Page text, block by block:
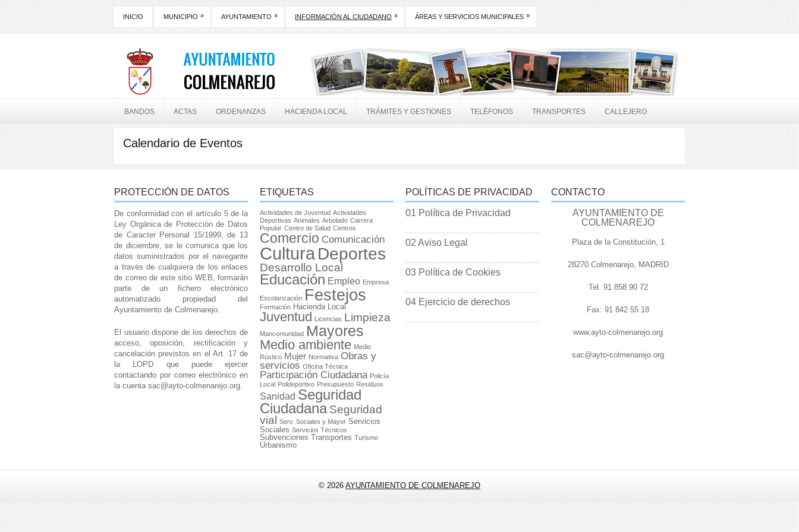
INICIO MUNICIPIO » AYUNTAMIENTO » INFORMACIÓN AL CIUDADANO » ÁREAS Y SERVICIOS MUNICIPALES »
BANDOS ACTAS ORDENANZAS HACIENDA LOCAL TRÁMITES Y GESTIONES TELÉFONOS TRANSPORTES CALLEJERO
Calendario de Eventos
PROTECCIÓN DE DATOS
De conformidad con el artículo 5 de la
Ley Orgánica de Protección de Datos
de Caracter Personal 15/1999, de 13
de diciembre, se le comunica que los
datos suministrados por el navegante
a través de cualquiera de los enlaces
de correo de este sitio WEB, formarán
parte de un fichero electrónico
automatizado propiedad del
Ayuntamiento de Colmenarejo.
El usuario dispone de los derechos de
acceso, oposición, rectificación y
cancelación previstos en el Art. 17 de
la LOPD que puede ejercer
contactando por correo electrónico en
la cuenta sac@ayto-colmenarejo.org.
ETIQUETAS
Actividades de Juventud Actividades
Deportivas Animales Arbolado Carrera
Popular Centro de Salud Centros
Comercio Comunicación
CulturaDeportes
Desarrollo Local
Educación Empleo Empresa
Escolarización Festejos
Formación Hacienda Local
Juventud Licencias Limpieza
Mancomunidad Mayores
Medio ambiente Medio
Rústico Mujer Normativa Obras y
servicios Oficina Técnica
Participación Ciudadana Policía
Local Polideportivo Presupuesto Residuos
Sanidad Seguridad
Ciudadana Seguridad
vial
Serv. Sociales y Mayor Servicios
Sociales Servicios Técnicos
Subvenciones Transportes Turismo
Urbanismo
POLÍTICAS DE PRIVACIDAD
01 Política de Privacidad
02 Aviso Legal
03 Política de Cookies
04 Ejercicio de derechos
CONTACTO
AYUNTAMIENTO DE
COLMENAREJO
Plaza de la Constitución, 1
28270 Colmenarejo, MADRID
Tel. 91 858 90 72
Fax: 91 842 55 18
www.ayto-colmenarejo.org
sac@ayto-colmenarejo.org
© 2026 AYUNTAMIENTO DE COLMENAREJO